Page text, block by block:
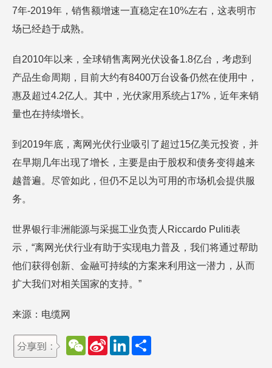
7年-2019年，销售额增速一直稳定在10%左右，这表明市
场已经趋于成熟。
自2010年以来，全球销售离网光伏设备1.8亿台，考虑到
产品生命周期，目前大约有8400万台设备仍然在使用中，
惠及超过4.2亿人。其中，光伏家用系统占17%，近年来销
量也在持续增长。
到2019年底，离网光伏行业吸引了超过15亿美元投资，并
在早期几年出现了增长，主要是由于股权和债务变得越来
越普遍。尽管如此，但仍不足以为可用的市场机会提供服
务。
世界银行非洲能源与采掘工业负责人Riccardo Puliti表
示，“离网光伏行业有助于实现电力普及，我们将通过帮助
他们获得创新、金融可持续的方案来利用这一潜力，从而
扩大我们对相关国家的支持。”
来源：电缆网
W
e
S
L